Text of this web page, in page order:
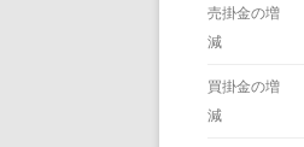
売掛金の増
減
買掛金の増
減